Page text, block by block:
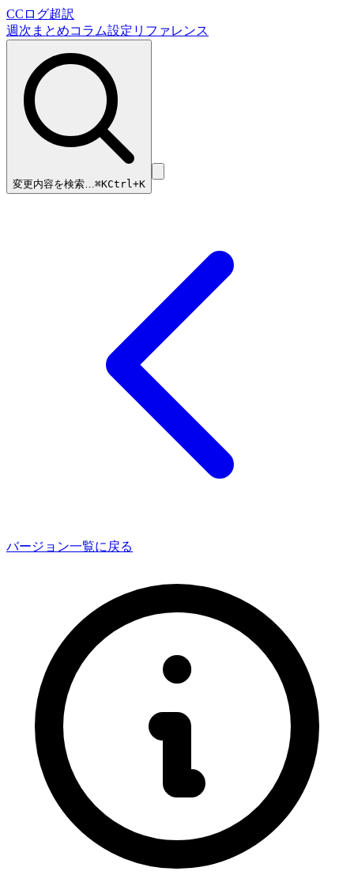
CCログ超訳
週次まとめコラム設定リファレンス
変更内容を検索…⌘KCtrl+K
バージョン一覧に戻る